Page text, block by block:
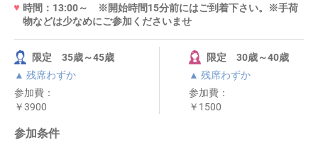
時間：13:00～ ※開始時間15分前にはご到着下さい。※手荷
物などは少なめにご参加くださいませ
限定 35歳～45歳
▲ 残席わずか
参加費：
￥3900
限定 30歳～40歳
▲ 残席わずか
参加費：
￥1500
参加条件